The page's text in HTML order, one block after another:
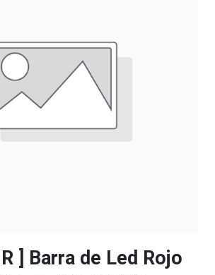
] Barra de Led Rojo